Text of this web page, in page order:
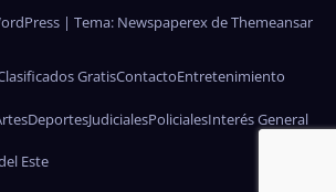
| Tema: Newspaperex deThemeansar
GratisContactoEntretenimiento
DeportesJudicialesPolicialesInterés General
Este